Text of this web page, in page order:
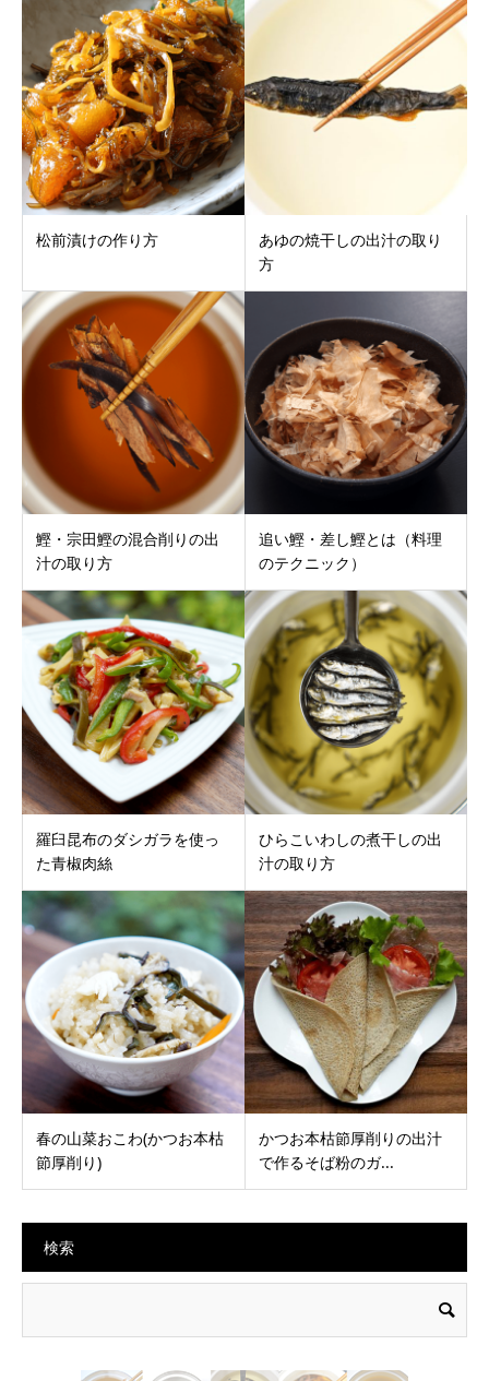
松前漬けの作り方
あゆの焼干しの出汁の取り
方
鰹・宗田鰹の混合削りの出
汁の取り方
追い鰹・差し鰹とは（料理
のテクニック）
羅臼昆布のダシガラを使っ
た青椒肉絲
ひらこいわしの煮干しの出
汁の取り方
春の山菜おこわ(かつお本枯
節厚削り)
かつお本枯節厚削りの出汁
で作るそば粉のガ...
検索